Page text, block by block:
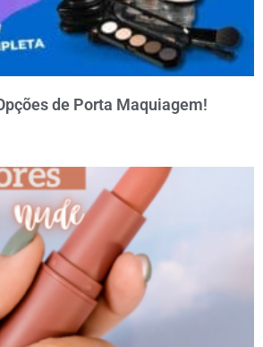
de Porta Maquiagem!